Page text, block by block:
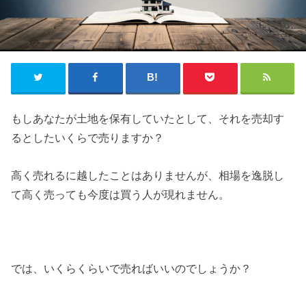
もしあなたが土地を保有していたとして、それを売却す
るとしたいくらで売りますか？
高く売れるに越したことはありませんが、相場を逸脱し
て高く売っても今度は買う人が現れません。
では、いくらくらいで売ればいいのでしょうか？